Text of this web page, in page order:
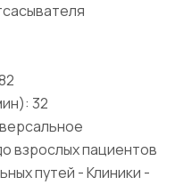
32
взрослых пациентов
путей - Клиники -